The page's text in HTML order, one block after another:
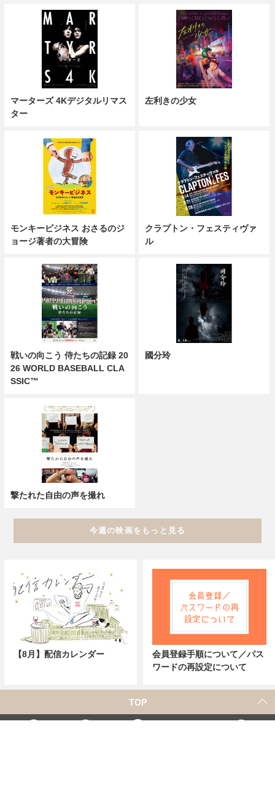
マーターズ 4Kデジタルリマス
ター
左利きの少女
モンキービジネス おさるのジ
ョージ著者の大冒険
クラプトン・フェスティヴァ
ル
戦いの向こう 侍たちの記録 20
26 WORLD BASEBALL CLA
SSIC™
國分玲
撃たれた自由の声を撮れ
今週の映画をもっと見る
【8月】配信カレンダー
会員登録手順について／パス
ワードの再設定について
TOP